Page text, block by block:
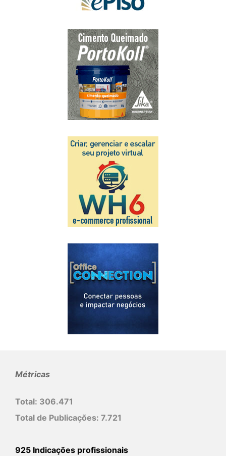
Métricas
Total: 306.471
Total de Publicações: 7.721
925 Indicações profissionais